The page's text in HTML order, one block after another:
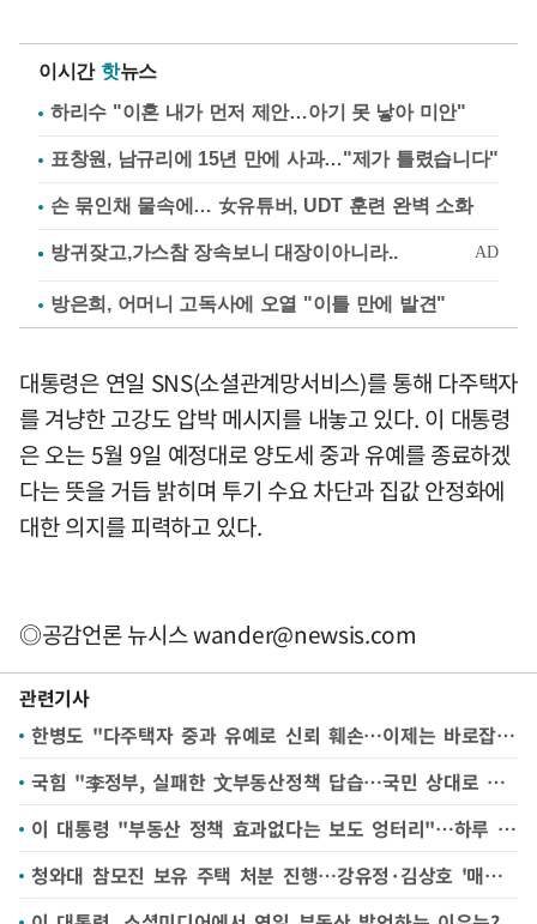
이시간 핫뉴스
하리수 "이혼 내가 먼저 제안…아기 못 낳아 미안"
표창원, 남규리에 15년 만에 사과…"제가 틀렸습니다"
손 묶인채 물속에… 女유튜버, UDT 훈련 완벽 소화
방은희, 어머니 고독사에 오열 "이틀 만에 발견"
대통령은 연일 SNS(소셜관계망서비스)를 통해 다주택자
를 겨냥한 고강도 압박 메시지를 내놓고 있다. 이 대통령
은 오는 5월 9일 예정대로 양도세 중과 유예를 종료하겠
다는 뜻을 거듭 밝히며 투기 수요 차단과 집값 안정화에
대한 의지를 피력하고 있다.
◎공감언론 뉴시스wander@newsis.com
관련기사
한병도 "다주택자 중과 유예로 신뢰 훼손…이제는 바로잡아야"
국힘 "李정부, 실패한 文부동산정책 답습…국민 상대로 협박"
이 대통령 "부동산 정책 효과없다는 보도 엉터리"…하루 세 차례 'SNS 메시지'(종합2보)
청와대 참모진 보유 주택 처분 진행…강유정·김상호 '매물' 내놔